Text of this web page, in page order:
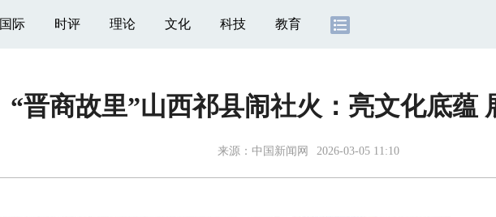
国际 时评 理论 文化 科技 教育
“晋商故里”山西祁县闹社火：亮文化底蕴
来源： 中国新闻网 2026-03-05 11:10